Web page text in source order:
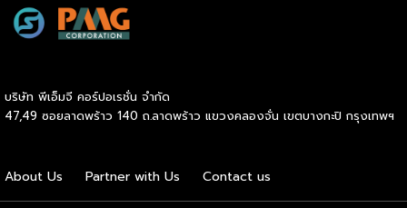
โครงสร้างการเงินไทย นั่นคือ Virtual Bank ซึ่งผู้ประกอบการ
SME ควรทำความเข้าใจให้ลึกกว่าพาดหัวข่าว เพราะทั้งโอกาส และ
Bank คืออะไร ต่างจากธนาคารเดิมตรงไหน คำตอบเรื่องนี้
อธิบายให้เข้าใจว่านี่ คือธนาคารที่ได้รับใบอนุญาตเต็มรูปแบบจาก
ตั้งแต่เปิดบัญชี ฝาก-ถอน โอนเงิน ไปจนถึงขอสินเชื่อ จะทำผ่าน
แอปพลิเคชันทั้งหมด จุดนี้คือสิ่งที่ทำให้ Virtual Bank ต่าง
บริษัท พีเอ็มจี คอร์ปอเรชั่น จำกัด
47,49 ซอยลาดพร้าว 140 ถ.ลาดพร้าว แขวงคลองจั่น เขตบางกะปิ กรุงเทพฯ
About Us Partner with Us Contact us